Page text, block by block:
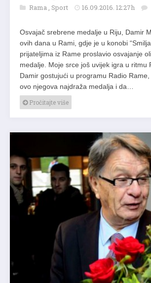
Rama , Sport 16.09.2016. 12:27h
Osvajač srebrene medalje u Riju, Damir
ovih dana u Rami, gdje je u konobi
prijateljima iz Rame proslavio osvajanje
medalje. Moje srce još uvijek igra u ritmu
Damir gostujući u programu Radio
ovo njegova najdraža medalja i da…
Pročitajte više